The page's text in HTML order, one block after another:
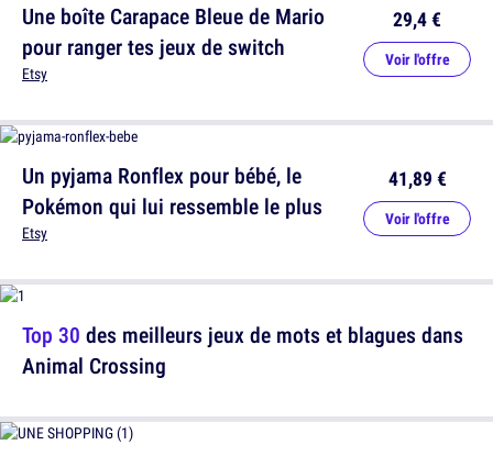
Un pyjama Ronflex pour bébé, le
Pokémon qui lui ressemble le plus
Etsy
41,89 €
Voir l'offre
Une boîte Carapace Bleue de Mario
pour ranger tes jeux de switch
Etsy
29,4 €
Voir l'offre
Top 30 des meilleurs jeux de mots et blagues dans
Animal Crossing